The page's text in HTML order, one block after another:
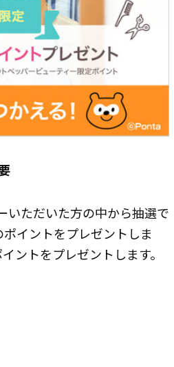
いただいた方の中から抽選で
イントをプレゼントしま
ントをプレゼントします。